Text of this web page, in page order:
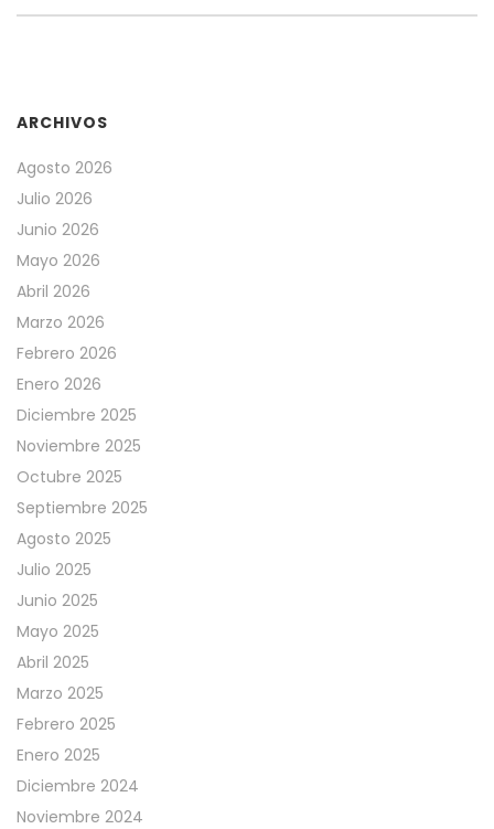
ARCHIVOS
Agosto 2026
Julio 2026
Junio 2026
Mayo 2026
Abril 2026
Marzo 2026
Febrero 2026
Enero 2026
Diciembre 2025
Noviembre 2025
Octubre 2025
Septiembre 2025
Agosto 2025
Julio 2025
Junio 2025
Mayo 2025
Abril 2025
Marzo 2025
Febrero 2025
Enero 2025
Diciembre 2024
Noviembre 2024